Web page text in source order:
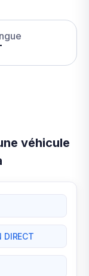
véhicule